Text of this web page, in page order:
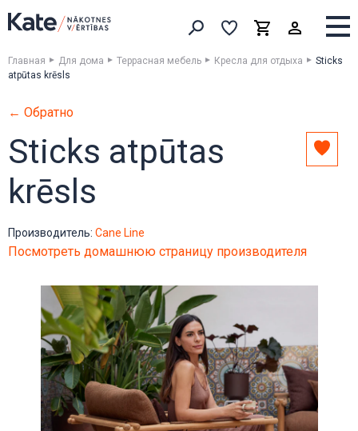
Искать товары
ВыборкаКорзинаВыборка
Главная Для дома Террасная мебель Кресла для отдыха
Sticks
atpūtas krēsls
← Обратно
Sticks atpūtas
krēsls
Производитель: Cane Line
Посмотреть домашнюю страницу производителя